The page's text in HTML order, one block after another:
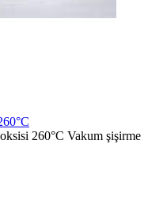
260°C Vakum şişirme